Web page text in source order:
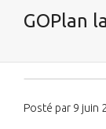
GOPlan
Posté par 9 juin